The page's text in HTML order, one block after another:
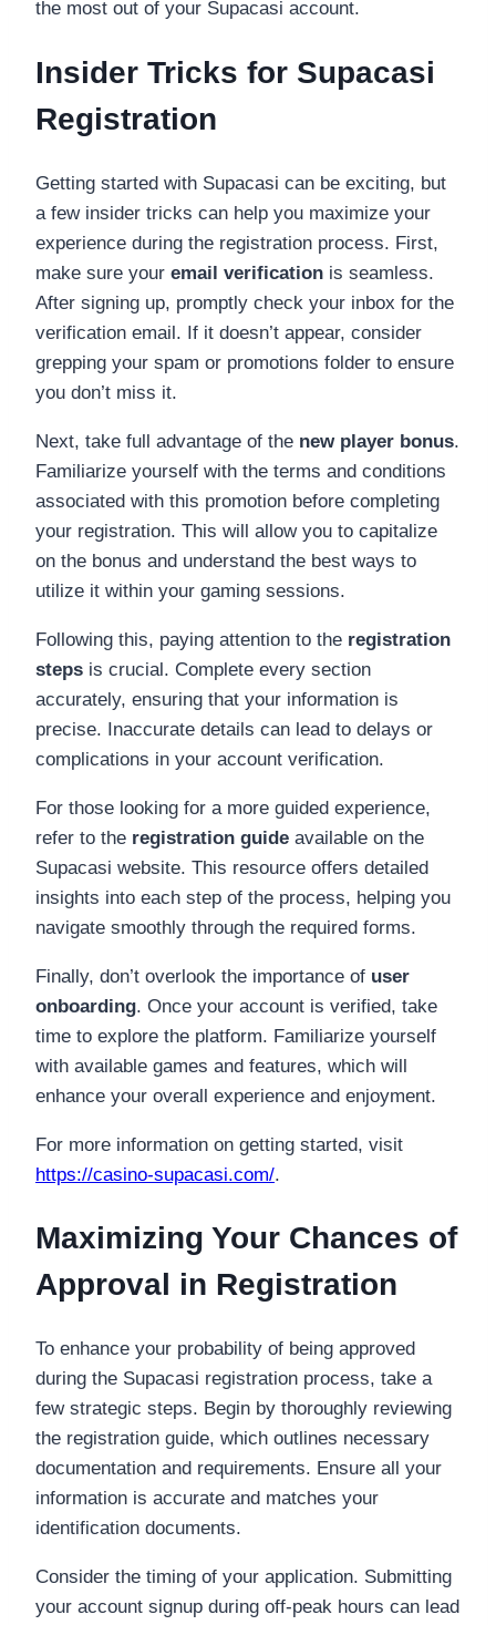
the most out of your Supacasi account.
Insider Tricks for Supacasi
Registration
Getting started with Supacasi can be exciting, but
a few insider tricks can help you maximize your
experience during the registration process. First,
make sure your email verification is seamless.
After signing up, promptly check your inbox for the
verification email. If it doesn’t appear, consider
grepping your spam or promotions folder to ensure
you don’t miss it.
Next, take full advantage of the new player bonus.
Familiarize yourself with the terms and conditions
associated with this promotion before completing
your registration. This will allow you to capitalize
on the bonus and understand the best ways to
utilize it within your gaming sessions.
Following this, paying attention to the registration
steps is crucial. Complete every section
accurately, ensuring that your information is
precise. Inaccurate details can lead to delays or
complications in your account verification.
For those looking for a more guided experience,
refer to the registration guide available on the
Supacasi website. This resource offers detailed
insights into each step of the process, helping you
navigate smoothly through the required forms.
Finally, don’t overlook the importance of user
onboarding. Once your account is verified, take
time to explore the platform. Familiarize yourself
with available games and features, which will
enhance your overall experience and enjoyment.
For more information on getting started, visit
https://casino-supacasi.com/.
Maximizing Your Chances of
Approval in Registration
To enhance your probability of being approved
during the Supacasi registration process, take a
few strategic steps. Begin by thoroughly reviewing
the registration guide, which outlines necessary
documentation and requirements. Ensure all your
information is accurate and matches your
identification documents.
Consider the timing of your application. Submitting
your account signup during off-peak hours can lead